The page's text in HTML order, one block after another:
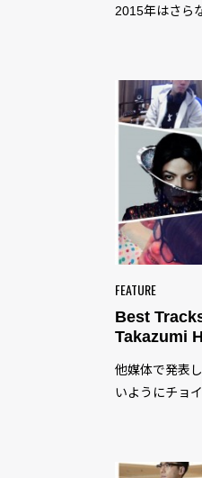
2015年はさら
FEATURE
Best
Takazumi
他媒体で発表
いようにチョ